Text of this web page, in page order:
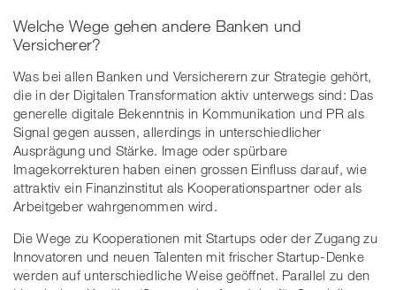
Welche Wege gehen andere Banken und
Versicherer?
Was bei allen Banken und Versicherern zur Strategie gehört,
die in der Digitalen Transformation aktiv unterwegs sind: Das
generelle digitale Bekenntnis in Kommunikation und PR als
Signal gegen aussen, allerdings in unterschiedlicher
Ausprägung und Stärke. Image oder spürbare
Imagekorrekturen haben einen grossen Einfluss darauf, wie
attraktiv ein Finanzinstitut als Kooperationspartner oder als
Arbeitgeber wahrgenommen wird.
Die Wege zu Kooperationen mit Startups oder der Zugang zu
Innovatoren und neuen Talenten mit frischer Startup-Denke
werden auf unterschiedliche Weise geöffnet. Parallel zu den